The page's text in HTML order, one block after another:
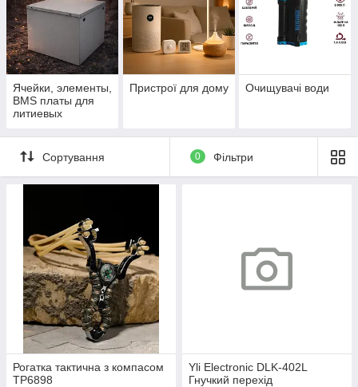
Ячейки, элементы,
BMS платы для
литиевых
Пристрої для дому Очищувачі води
Сортування 0 Фільтри
Рогатка тактична з компасом
ТР6898
Yli Electronic DLK-402L
Гнучкий перехід